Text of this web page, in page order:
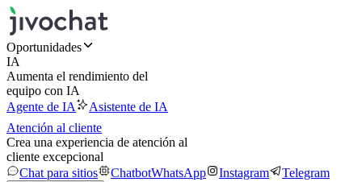
Oportunidades
IA
Aumenta el rendimiento del
equipo con IA
Agente de IA
Asistente de IA
Atención al cliente
Crea una experiencia de atención al
cliente excepcional
Chat para sitios
ChatbotWhatsApp Instagram Telegram